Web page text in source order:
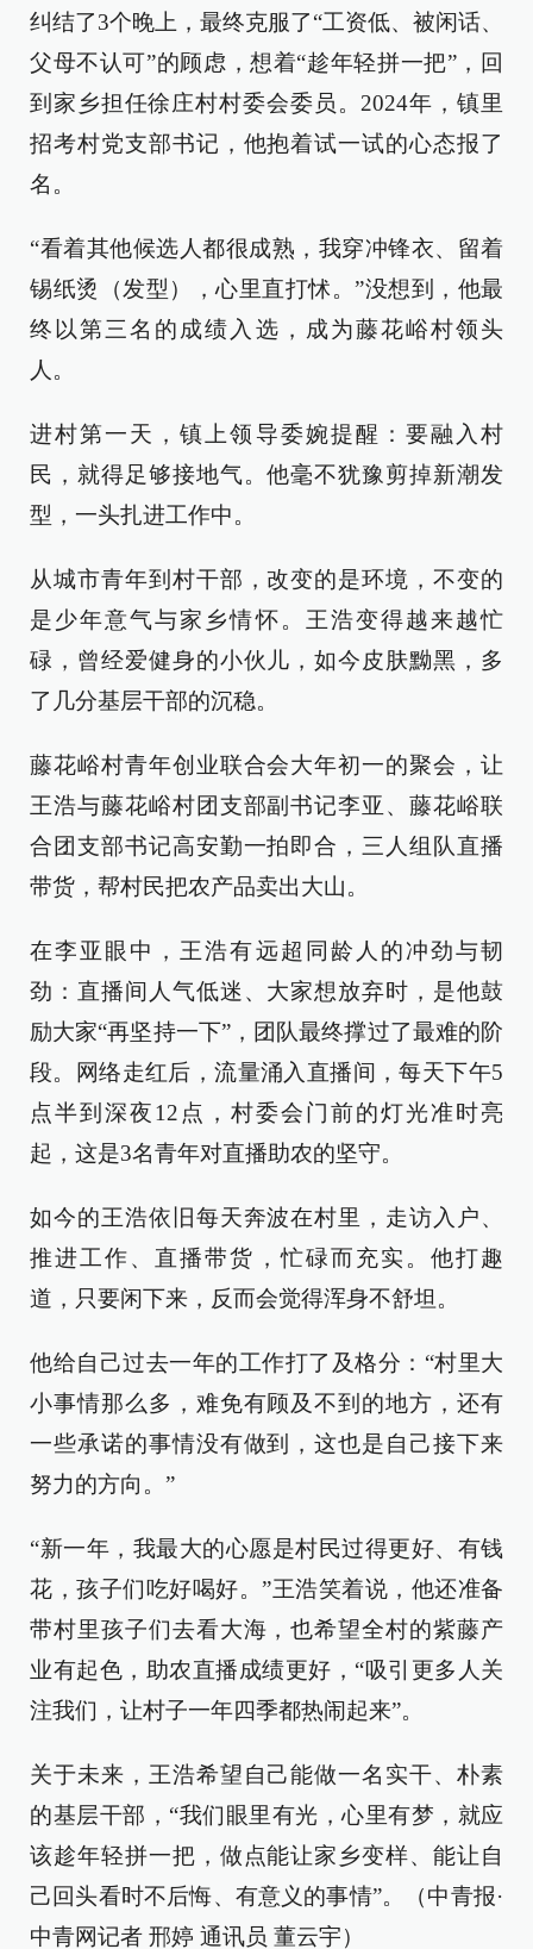
纠结了3个晚上，最终克服了“工资低、被闲话、
父母不认可”的顾虑，想着“趁年轻拼一把”，回
到家乡担任徐庄村村委会委员。2024年，镇里
招考村党支部书记，他抱着试一试的心态报了
名。
“看着其他候选人都很成熟，我穿冲锋衣、留着
锡纸烫（发型），心里直打怵。”没想到，他最
终以第三名的成绩入选，成为藤花峪村领头
人。
进村第一天，镇上领导委婉提醒：要融入村
民，就得足够接地气。他毫不犹豫剪掉新潮发
型，一头扎进工作中。
从城市青年到村干部，改变的是环境，不变的
是少年意气与家乡情怀。王浩变得越来越忙
碌，曾经爱健身的小伙儿，如今皮肤黝黑，多
了几分基层干部的沉稳。
藤花峪村青年创业联合会大年初一的聚会，让
王浩与藤花峪村团支部副书记李亚、藤花峪联
合团支部书记高安勤一拍即合，三人组队直播
带货，帮村民把农产品卖出大山。
在李亚眼中，王浩有远超同龄人的冲劲与韧
劲：直播间人气低迷、大家想放弃时，是他鼓
励大家“再坚持一下”，团队最终撑过了最难的阶
段。网络走红后，流量涌入直播间，每天下午5
点半到深夜12点，村委会门前的灯光准时亮
起，这是3名青年对直播助农的坚守。
如今的王浩依旧每天奔波在村里，走访入户、
推进工作、直播带货，忙碌而充实。他打趣
道，只要闲下来，反而会觉得浑身不舒坦。
他给自己过去一年的工作打了及格分：“村里大
小事情那么多，难免有顾及不到的地方，还有
一些承诺的事情没有做到，这也是自己接下来
努力的方向。”
“新一年，我最大的心愿是村民过得更好、有钱
花，孩子们吃好喝好。”王浩笑着说，他还准备
带村里孩子们去看大海，也希望全村的紫藤产
业有起色，助农直播成绩更好，“吸引更多人关
注我们，让村子一年四季都热闹起来”。
关于未来，王浩希望自己能做一名实干、朴素
的基层干部，“我们眼里有光，心里有梦，就应
该趁年轻拼一把，做点能让家乡变样、能让自
己回头看时不后悔、有意义的事情”。（中青报·
中青网记者 邢婷 通讯员 董云宇）